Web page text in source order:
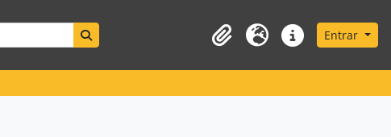
Search in browse page
Área de transferência
Idioma Ligações rápidas
Entrar